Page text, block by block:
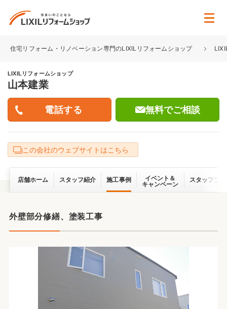
住宅リフォーム・リノベーション専門のLIXILリフォームショップ
LIXILリフォームショップ
山本建業
無料でご相談
この会社のウェブサイトはこちら
店舗ホーム スタッフ紹介 施工事例
イベント＆
キャンペーン
スタッフブ
外壁部分修繕、塗装工事